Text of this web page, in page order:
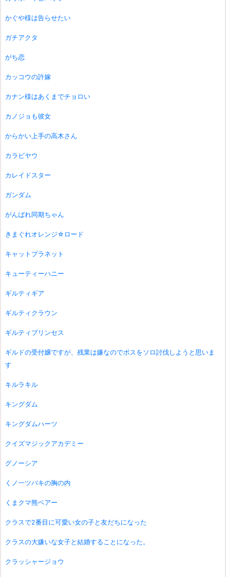
かぐや様は告らせたい
ガチアクタ
がち恋
カッコウの許嫁
カナン様はあくまでチョロい
カノジョも彼女
からかい上手の高木さん
カラビヤウ
カレイドスター
ガンダム
がんばれ同期ちゃん
きまぐれオレンジ☆ロード
キャットプラネット
キューティーハニー
ギルティギア
ギルティクラウン
ギルティプリンセス
ギルドの受付嬢ですが、残業は嫌なのでボスをソロ討伐しようと思いま
す
キルラキル
キングダム
キングダムハーツ
クイズマジックアカデミー
グノーシア
くノ一ツバキの胸の内
くまクマ熊ベアー
クラスで2番目に可愛い女の子と友だちになった
クラスの大嫌いな女子と結婚することになった。
クラッシャージョウ